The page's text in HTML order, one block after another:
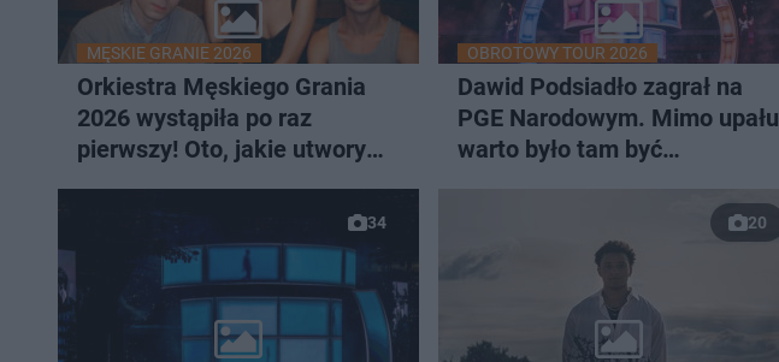
MĘSKIE GRANIE 2026
Orkiestra Męskiego Grania
2026 wystąpiła po raz
pierwszy! Oto, jakie utwory
OBROTOWY TOUR 2026
Dawid Podsiadło zagrał na
PGE Narodowym. Mimo upału
warto było tam być
34 20